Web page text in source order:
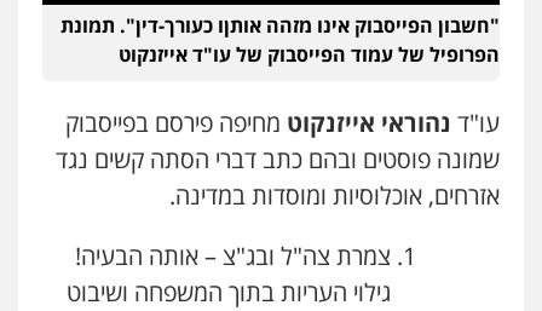
"חשבון הפייסבוק אינו מזהה אותןו כעורך-דין". תמונת
הפרופיל של עמוד הפייסבוק של עו"ד אייזנקוט
עו"ד נהוראי אייזנקוט מחיפה פירסם בפייסבוק
שמונה פוסטים ובהם כתב דברי הסתה קשים נגד
אזרחים, אוכלוסיות ומוסדות במדינה.
צמרת צה"ל ובג"צ – אותה הבעיה!
גילוי העריות בתוך המשפחה ושיבוט